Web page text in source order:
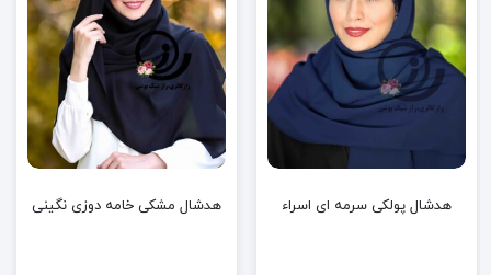
هدشال پولکی سرمه ای اسراء هدشال مشکی خامه دوزی نگینی